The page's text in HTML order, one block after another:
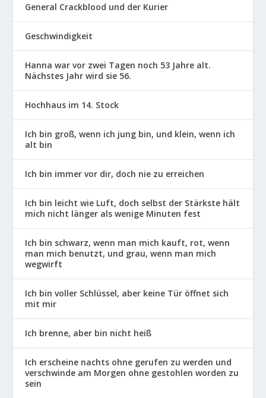
General Crackblood und der Kurier
Geschwindigkeit
Hanna war vor zwei Tagen noch 53 Jahre alt.
Nächstes Jahr wird sie 56.
Hochhaus im 14. Stock
Ich bin groß, wenn ich jung bin, und klein, wenn ich
alt bin
Ich bin immer vor dir, doch nie zu erreichen
Ich bin leicht wie Luft, doch selbst der Stärkste hält
mich nicht länger als wenige Minuten fest
Ich bin schwarz, wenn man mich kauft, rot, wenn
man mich benutzt, und grau, wenn man mich
wegwirft
Ich bin voller Schlüssel, aber keine Tür öffnet sich
mit mir
Ich brenne, aber bin nicht heiß
Ich erscheine nachts ohne gerufen zu werden und
verschwinde am Morgen ohne gestohlen worden zu
sein